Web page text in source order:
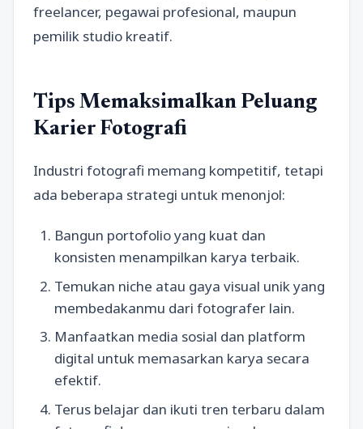
freelancer, pegawai profesional, maupun
pemilik studio kreatif.
Tips Memaksimalkan Peluang
Karier Fotografi
Industri fotografi memang kompetitif, tetapi
ada beberapa strategi untuk menonjol:
Bangun portofolio yang kuat dan
konsisten menampilkan karya terbaik.
Temukan niche atau gaya visual unik yang
membedakanmu dari fotografer lain.
Manfaatkan media sosial dan platform
digital untuk memasarkan karya secara
efektif.
Terus belajar dan ikuti tren terbaru dalam